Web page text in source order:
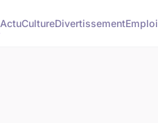
ActuCultureDivertissementEmploi